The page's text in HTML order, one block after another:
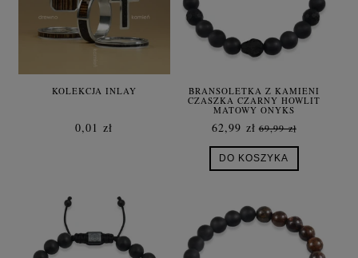
KOLEKCJA INLAY
0,01 zł
BRANSOLETKA Z KAMIENI
CZASZKA CZARNY HOWLIT
MATOWY ONYKS
62,99 zł 69,99 zł
DO KOSZYKA